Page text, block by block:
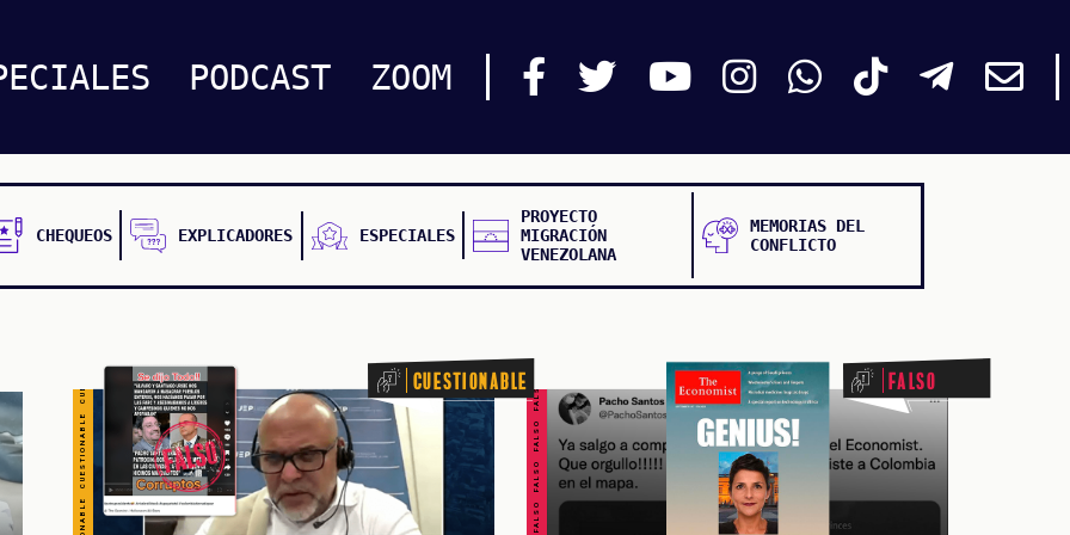
PODCAST ZOOM
CHEQUEOS EXPLICADORES ESPECIALES
PROYECTO
MIGRACIÓN
VENEZOLANA
MEMORIAS DEL
CONFLICTO
CUESTIONABLE CUESTIONABLE CUESTIONABLE CUESTIONABLE CUESTIONABLE CUESTIONABLE CUESTIONABLE CuestionableFALSO FALSO FALSO FALSO FALSO FALSO FALSO Falso